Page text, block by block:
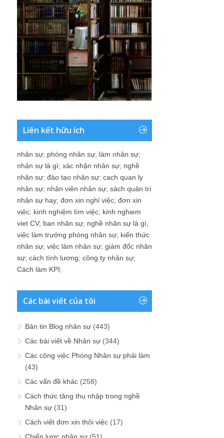
Liên kết hữu ích
nhân sự; phòng nhân sự; làm nhân sự;
nhân sự là gì; xác nhận nhân sự; nghề
nhân sự; đào tạo nhân sự; cach quan ly
nhân sự; nhân viên nhân sự; sách quản trị
nhân sự hay; đơn xin nghỉ việc; đơn xin
việc; kinh nghiệm tìm việc; kinh nghiem
viet CV; ban nhân sự; nghề nhân sự là gì;
việc làm trưởng phòng nhân sự; kiến thức
nhân sự; việc làm nhân sự; giám đốc nhân
sự; cách tính lương; công ty nhân sự;
Cách làm KPI;
Các bài viết của tôi
Bản tin Blog nhân sự (443)
Các bài viết về Nhân sự (344)
Các công việc Phòng Nhân sự phải làm
(43)
Các vấn đề khác (258)
Cách thức tăng thu nhập trong nghề
Nhân sự (31)
Cách viết đơn xin thôi việc (17)